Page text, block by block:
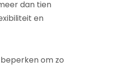
dan tien
en
om zo